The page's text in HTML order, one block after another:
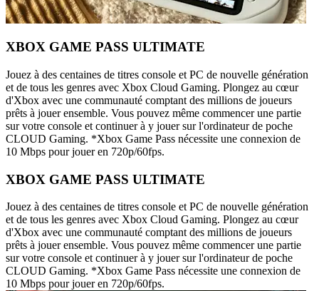
XBOX GAME PASS ULTIMATE
Jouez à des centaines de titres console et PC de nouvelle génération
et de tous les genres avec Xbox Cloud Gaming. Plongez au cœur
d'Xbox avec une communauté comptant des millions de joueurs
prêts à jouer ensemble. Vous pouvez même commencer une partie
sur votre console et continuer à y jouer sur l'ordinateur de poche
CLOUD Gaming. *Xbox Game Pass nécessite une connexion de
10 Mbps pour jouer en 720p/60fps.
XBOX GAME PASS ULTIMATE
Jouez à des centaines de titres console et PC de nouvelle génération
et de tous les genres avec Xbox Cloud Gaming. Plongez au cœur
d'Xbox avec une communauté comptant des millions de joueurs
prêts à jouer ensemble. Vous pouvez même commencer une partie
sur votre console et continuer à y jouer sur l'ordinateur de poche
CLOUD Gaming. *Xbox Game Pass nécessite une connexion de
10 Mbps pour jouer en 720p/60fps.